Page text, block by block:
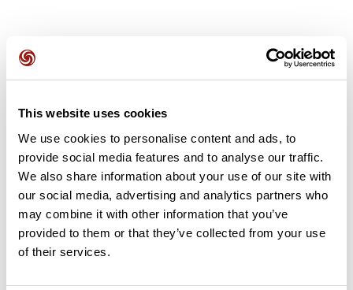
This website uses cookies
We use cookies to personalise content and ads, to
provide social media features and to analyse our traffic.
We also share information about your use of our site with
our social media, advertising and analytics partners who
may combine it with other information that you’ve
provided to them or that they’ve collected from your use
of their services.
Ajouter un avis
Découvrez ce parcours de vélo de 78 km à proximité de